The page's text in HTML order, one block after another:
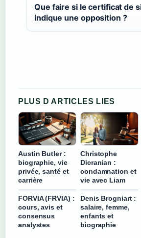
Que faire si le certificat de
indique une opposition ?
PLUS D ARTICLES LIES
Austin Butler :
biographie, vie
privée, santé et
carrière
Christophe
Dicranian :
condamnation et
vie avec Liam
FORVIA (FRVIA) :
cours, avis et
consensus
analystes
Denis Brogniart :
salaire, femme,
enfants et
biographie